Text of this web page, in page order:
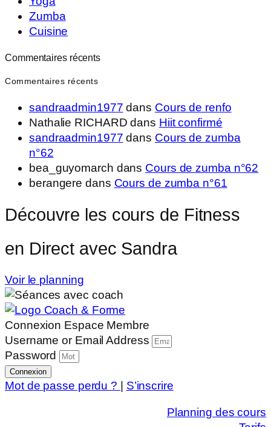
Zumba
Cuisine
Commentaires récents
Commentaires récents
sandraadmin1977 dans Cours de renfo
Nathalie RICHARD dans Hiit confirmé
sandraadmin1977 dans Cours de zumba
n°62
bea_guyomarch dans Cours de zumba n°62
berangere dans Cours de zumba n°61
Découvre les cours de Fitness
en Direct avec Sandra
Voir le planning
Connexion Espace Membre
Username or Email Address
Password
Connexion
Mot de passe perdu ? S’inscrire
Planning des cours